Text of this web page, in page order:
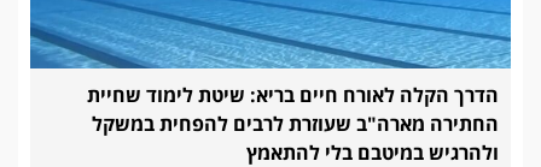
הדרך הקלה לאורח חיים בריא: שיטת לימוד שחיית
החתירה מארה"ב שעוזרת לרבים להפחית במשקל
ולהרגיש במיטבם בלי להתאמץ